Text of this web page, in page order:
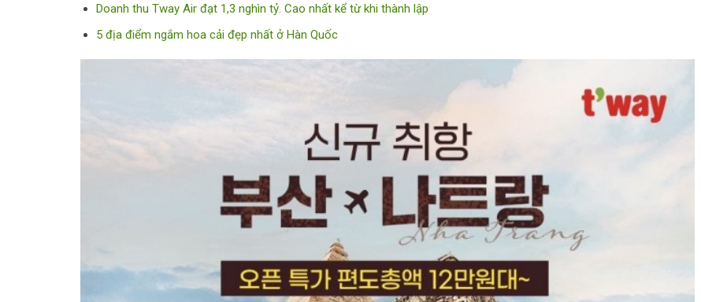
Doanh thu Tway Air đạt 1,3 nghìn tỷ. Cao nhất kể từ khi thành lập
5 địa điểm ngắm hoa cải đẹp nhất ở Hàn Quốc